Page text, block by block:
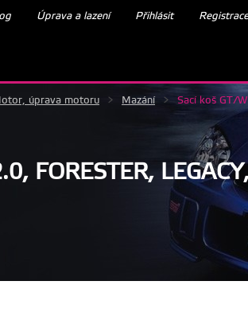
Úprava a lazení Přihlásit Registrace
úprava motoru > Mazání > Sací koš GT/
FORESTER,